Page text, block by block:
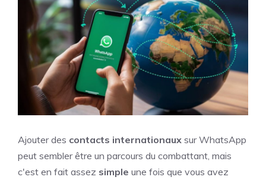
Ajouter des contacts internationaux sur WhatsApp
peut sembler être un parcours du combattant, mais
c'est en fait assez simple une fois que vous avez